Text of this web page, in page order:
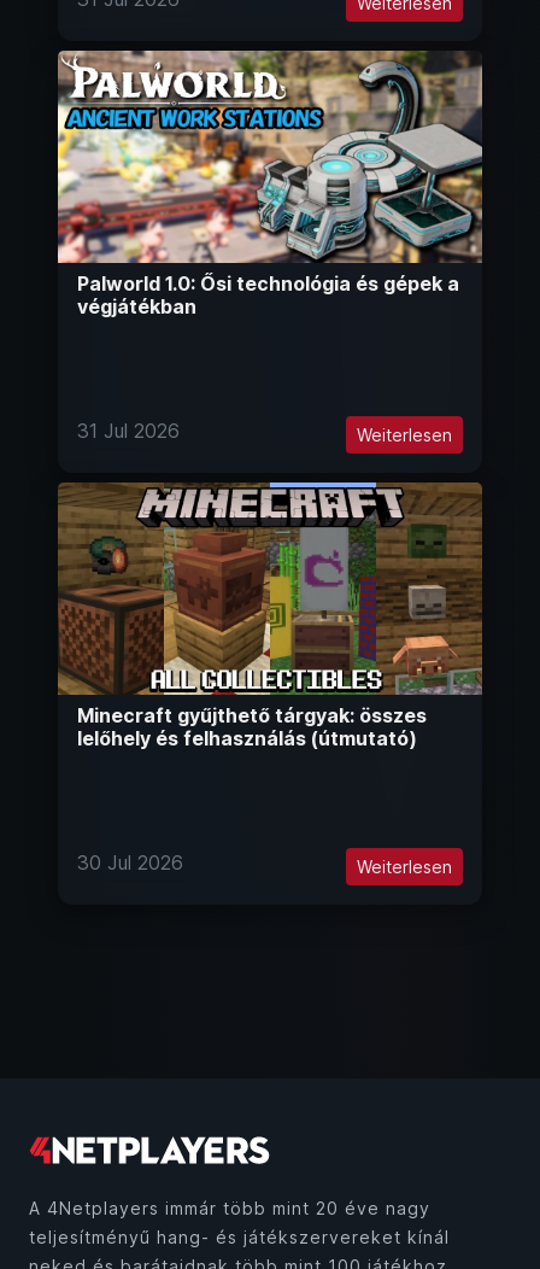
Palworld 1.0: Ősi technológia és gépek a
végjátékban
31 Jul 2026 Weiterlesen
Minecraft gyűjthető tárgyak: összes
lelőhely és felhasználás (útmutató)
30 Jul 2026 Weiterlesen
A 4Netplayers immár több mint 20 éve nagy
teljesítményű hang- és játékszervereket kínál